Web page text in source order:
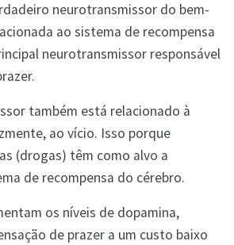
neurotransmissor do bem-
ao sistema de recompensa
neurotransmissor responsável
também está relacionado à
ao vício. Isso porque
(drogas) têm como alvo a
de recompensa do cérebro.
os níveis de dopamina,
de prazer a um custo baixo